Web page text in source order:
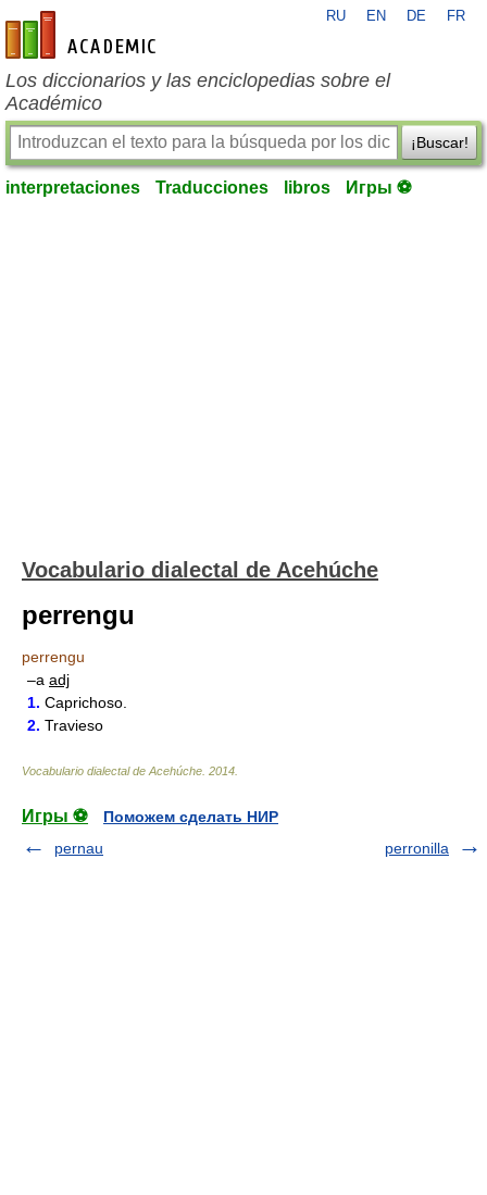
es-academic.com
RU EN DE FR
Los diccionarios y las enciclopedias sobre el
Académico
¡Buscar!
interpretaciones Traducciones libros Игры ⚽
Vocabulario dialectal de Acehúche
perrengu
perrengu
–a adj
1. Caprichoso.
2. Travieso
Vocabulario dialectal de Acehúche 2014
Игры ⚽
Поможем сделать НИР
pernau
perronilla